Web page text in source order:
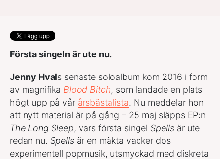
Första singeln är ute nu.
Jenny Hvals senaste soloalbum kom 2016 i form
av magnifika Blood Bitch, som landade en plats
högt upp på vår årsbästalista. Nu meddelar hon
att nytt material är på gång – 25 maj släpps EP:n
The Long Sleep, vars första singel Spells är ute
redan nu. Spells är en mäkta vacker dos
experimentell popmusik, utsmyckad med diskreta